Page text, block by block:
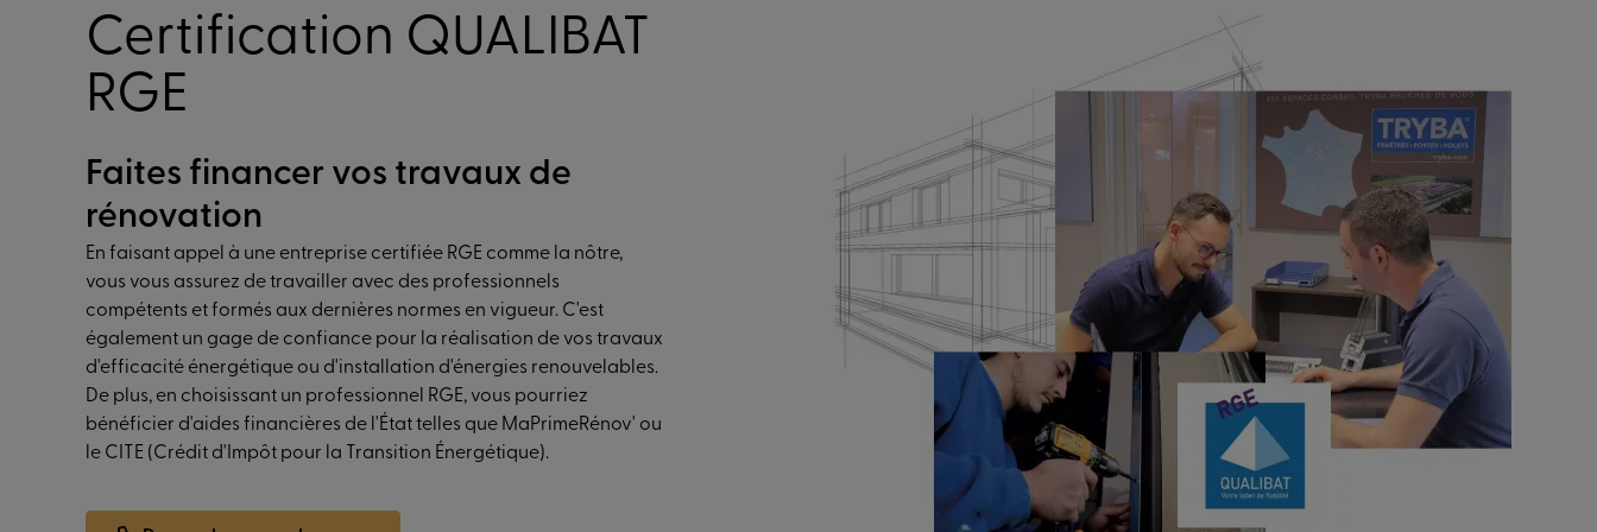
Certification QUALIBAT
RGE
Faites financer vos travaux de
rénovation
En faisant appel à une entreprise certifiée RGE comme la nôtre,
vous vous assurez de travailler avec des professionnels
compétents et formés aux dernières normes en vigueur. C'est
également un gage de confiance pour la réalisation de vos travaux
d'efficacité énergétique ou d'installation d'énergies renouvelables.
De plus, en choisissant un professionnel RGE, vous pourriez
bénéficier d'aides financières de l'État telles que MaPrimeRénov' ou
le CITE (Crédit d'Impôt pour la Transition Énergétique).